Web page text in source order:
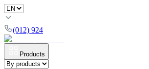
(012) 924
Products